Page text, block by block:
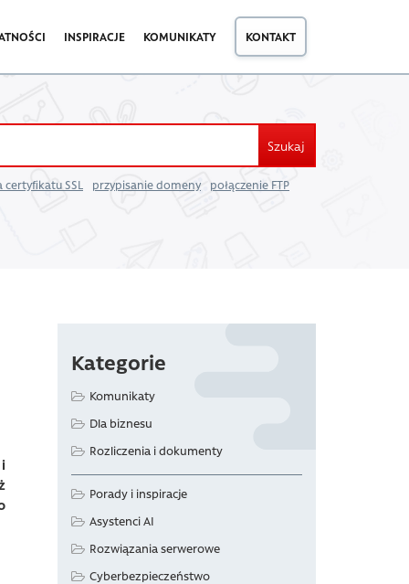
INSPIRACJE KOMUNIKATY KONTAKT
Szukaj
SSL przypisanie domeny połączenie FTP
Kategorie
Komunikaty
Dla biznesu
Rozliczenia i dokumenty
Porady i inspiracje
Asystenci AI
Rozwiązania serwerowe
Cyberbezpieczeństwo